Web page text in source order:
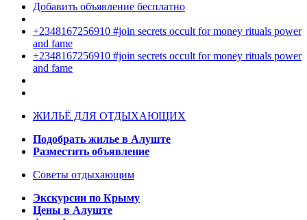
Добавить объявление бесплатно
+2348167256910 #join secrets occult for money rituals power
and fame
+2348167256910 #join secrets occult for money rituals power
and fame
ЖИЛЬЁ ДЛЯ ОТДЫХАЮЩИХ
Подобрать жилье в Алуште
Разместить объявление
Советы отдыхающим
Экскурсии по Крыму
Цены в Алуште